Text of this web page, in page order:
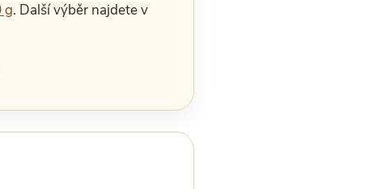
g. Další výběr najdete v